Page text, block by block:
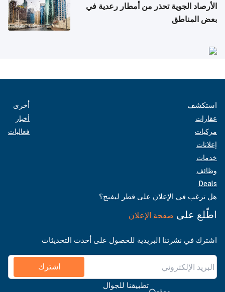
الأرصاد الجوية تحذر من أمطار رعدية في
بعض المناطق
استكشف
عقارات
مركبات
إعلانات
خدمات
وظائف
Deals
أخرى
أخبار
فعاليات
هل ترغب في الإعلان على قطر ليفنج؟
اطّلع على صفحة الإعلان
اشترك في نشرتنا البريدية للحصول على أحدث التحديثات
اشترك
تطبيقنا للجوال